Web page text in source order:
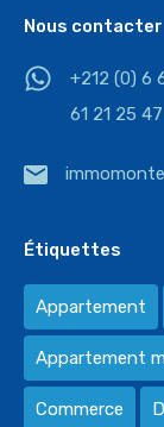
Nous contacter
+212 (0) 6
61 21 25 47
Étiquettes
Appartement
Appartement
Commerce